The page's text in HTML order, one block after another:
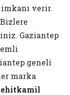
verir.
Gaziantep
geneli
marka